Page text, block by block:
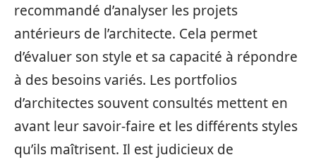
recommandé d’analyser les projets
antérieurs de l’architecte. Cela permet
d’évaluer son style et sa capacité à répondre
à des besoins variés. Les portfolios
d’architectes souvent consultés mettent en
avant leur savoir-faire et les différents styles
qu’ils maîtrisent. Il est judicieux de